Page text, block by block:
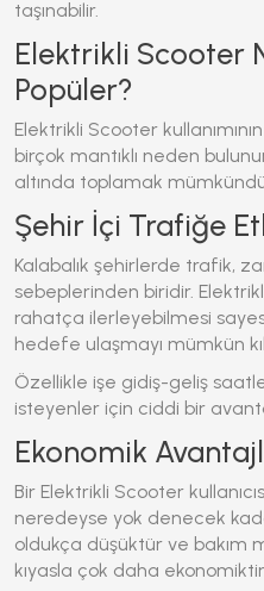
taşınabilir.
Elektrikli Scooter
Popüler?
Elektrikli Scooter
birçok mantıklı neden
altında toplamak
Şehir İçi Trafiğe
Kalabalık şehirlerde trafik,
sebeplerinden biridir.
rahatça ilerleyebilmesi
hedefe ulaşmayı mümkün
Özellikle işe gidiş-geliş
isteyenler için ciddi bir
Ekonomik
Bir Elektrikli Scooter
neredeyse yok denecek
oldukça düşüktür ve bakım
kıyasla çok daha